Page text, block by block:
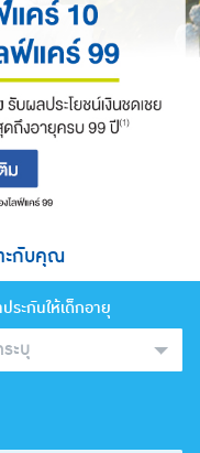
ะกับคุณ
ระกันให้เด็กอายุ
ะบุ